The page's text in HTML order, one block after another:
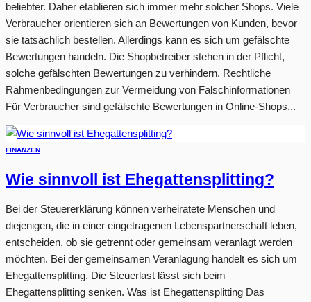
beliebter. Daher etablieren sich immer mehr solcher Shops. Viele
Verbraucher orientieren sich an Bewertungen von Kunden, bevor
sie tatsächlich bestellen. Allerdings kann es sich um gefälschte
Bewertungen handeln. Die Shopbetreiber stehen in der Pflicht,
solche gefälschten Bewertungen zu verhindern. Rechtliche
Rahmenbedingungen zur Vermeidung von Falschinformationen
Für Verbraucher sind gefälschte Bewertungen in Online-Shops...
FINANZEN
Wie sinnvoll ist Ehegattensplitting?
Bei der Steuererklärung können verheiratete Menschen und
diejenigen, die in einer eingetragenen Lebenspartnerschaft leben,
entscheiden, ob sie getrennt oder gemeinsam veranlagt werden
möchten. Bei der gemeinsamen Veranlagung handelt es sich um
Ehegattensplitting. Die Steuerlast lässt sich beim
Ehegattensplitting senken. Was ist Ehegattensplitting Das